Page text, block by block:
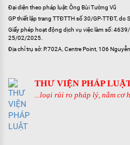
Đại diện theo pháp luật: Ông Bùi Tường Vũ
GP thiết lập trang TTĐTTH số 30/GP-TTĐT, do
Giấy phép hoạt động dịch vụ việc làm số:
25/02/2025.
Địa chỉ trụ sở: P.702A, Centre Point, 106
THƯ VIỆN PHÁP
...loại rủi ro pháp lý, nắm cơ